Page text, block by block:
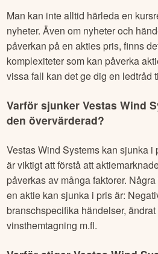
Man kan inte alltid härleda en
nyheter. Även om nyheter och
påverkan på en akties pris, finns
komplexiteter som kan påverka
vissa fall kan det ge dig en ledtråd
Varför sjunkerVestas Wind
den övervärderad?
Vestas Wind Systems kan sjunka i
är viktigt att förstå att
påverkas av många faktorer.
en aktie kan sjunka i pris är:
branschspecifika händelser,
vinsthemtagning m.fl.